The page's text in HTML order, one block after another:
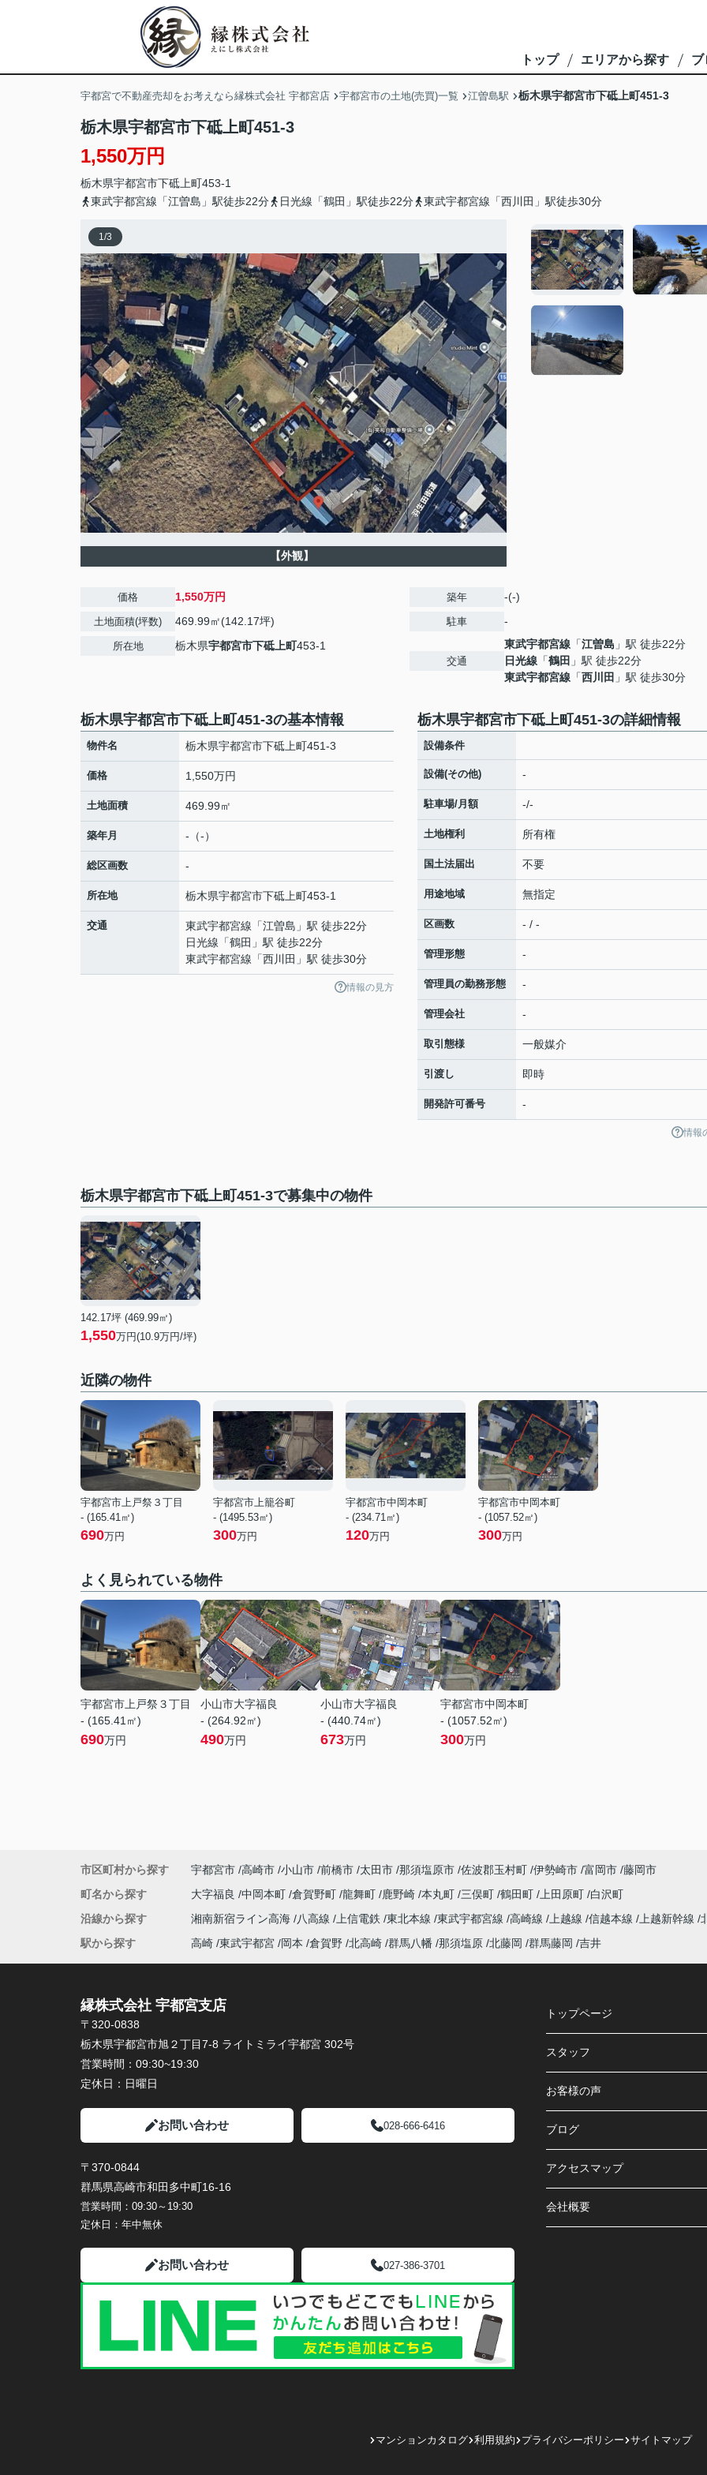
トップ エリアから探す ブ
宇都宮で不動産売却をお考えなら縁株式会社 宇都宮店 宇都宮市の土地(売買)一覧 江曽島駅 栃木県宇都宮市下砥上町451-3
栃木県宇都宮市下砥上町451-3
1,550万円
栃木県宇都宮市下砥上町453-1
東武宇都宮線「江曽島」駅徒歩22分
日光線「鶴田」駅徒歩22分 東武宇都宮線「西川田」駅徒歩30分
1/3
【外観】
価格 1,550万円
土地面積(坪数) 469.99㎡(142.17坪)
所在地 栃木県宇都宮市下砥上町453-1
築年 -(-)
駐車 -
交通
東武宇都宮線 「江曽島 」駅 徒歩22分
日光線 「鶴田 」駅 徒歩22分
東武宇都宮線 「西川田 」駅 徒歩30分
栃木県宇都宮市下砥上町451-3の基本情報
物件名 栃木県宇都宮市下砥上町451-3
価格 1,550万円
土地面積 469.99㎡
築年月 -（-）
総区画数 -
所在地 栃木県宇都宮市下砥上町453-1
交通 東武宇都宮線 「江曽島 」駅 徒歩22分
日光線 「鶴田 」駅 徒歩22分
東武宇都宮線 「西川田 」駅 徒歩30分
情報の見方
栃木県宇都宮市下砥上町451-3の詳細情報
設備条件
設備(その他) -
駐車場/月額 -/-
土地権利 所有権
国土法届出 不要
用途地域 無指定
区画数 - / -
管理形態 -
管理員の勤務形態 -
管理会社 -
取引態様 一般媒介
引渡し 即時
開発許可番号 -
情報
栃木県宇都宮市下砥上町451-3で募集中の物件
142.17坪 (469.99㎡)
1,550万円(10.9万円/坪)
近隣の物件
宇都宮市上戸祭３丁目
- (165.41㎡)
690万円
宇都宮市上籠谷町
- (1495.53㎡)
300万円
宇都宮市中岡本町
- (234.71㎡)
120万円
宇都宮市中岡本町
- (1057.52㎡)
300万円
よく見られている物件
宇都宮市上戸祭３丁目
- (165.41㎡)
690万円
小山市大字福良
- (264.92㎡)
490万円
小山市大字福良
- (440.74㎡)
673万円
宇都宮市中岡本町
- (1057.52㎡)
300万円
市区町村から探す 宇都宮市 高崎市 小山市 前橋市 太田市 那須塩原市 佐波郡玉村町 伊勢崎市 富岡市 藤岡市
町名から探す
大字福良 中岡本町 倉賀野町 龍舞町 鹿野崎 本丸町 三俣町 鶴田町 上田原町 白沢町
沿線から探す
湘南新宿ライン高海 八高線 上信電鉄 東北本線 東武宇都宮線 高崎線 上越線 信越本線 上越新幹線
駅から探す
高崎 東武宇都宮 岡本 倉賀野 北高崎 群馬八幡 那須塩原 北藤岡 群馬藤岡 吉井
縁株式会社 宇都宮支店
〒320-0838
栃木県宇都宮市旭２丁目7-8 ライトミライ宇都宮 302号
営業時間： 09:30~19:30
定休日： 日曜日
お問い合わせ 028-666-6416
〒370-0844
群馬県高崎市和田多中町16-16
営業時間： 09:30～19:30
定休日： 年中無休
お問い合わせ 027-386-3701
トップページ
スタッフ
お客様の声
ブログ
アクセスマップ
会社概要
マンションカタログ 利用規約 プライバシーポリシー サイトマップ